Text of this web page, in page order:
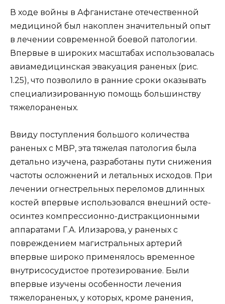
В ходе войны в Афганистане отечественной
медициной был накоплен значительный опыт
в лечении современной боевой патологии.
Впервые в широких масштабах использовалась
авиамедицинская эвакуация раненых (рис.
1.25), что позволило в ранние сроки оказывать
специализированную помощь большинству
тяжелораненых.
Ввиду поступления большого количества
раненых с МВР, эта тяжелая патология была
детально изучена, разработаны пути снижения
частоты осложнений и летальных исходов. При
лечении огнестрельных переломов длинных
костей впервые использовался внешний осте-
осинтез компрессионно-дистракционными
аппаратами Г.А. Илизарова, у раненых с
повреждением магистральных артерий
впервые широко применялось временное
внутрисосудистое протезирование. Были
впервые изучены особенности лечения
тяжелораненых, у которых, кроме ранения,